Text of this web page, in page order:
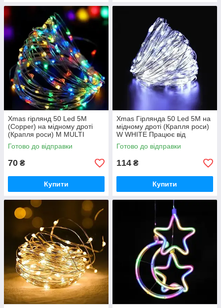
Xmas гірлянд 50 Led 5M
(Copper) на мідному дроті
(Крапля роси) M MULTI
працює від батарейок+USB
Мультиколір iC227
Готово до відправки
70 ₴
Купити
Xmas Гірлянда 50 Led 5M на
мідному дроті (Крапля роси)
W WHITE Працює від
батарейок+USB Холодний
iC227
Готово до відправки
114 ₴
Купити